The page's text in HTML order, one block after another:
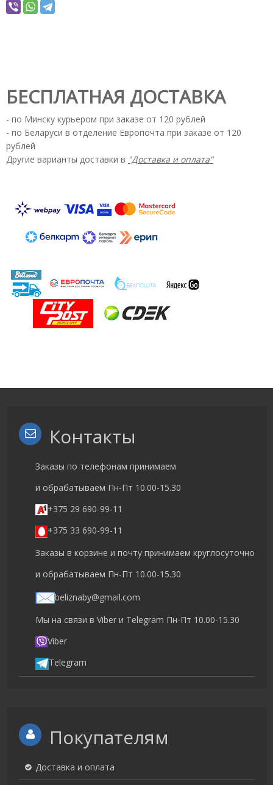
БЕСПЛАТНАЯ ДОСТАВКА
- по Минску курьером при заказе от 120 рублей
- по Беларуси в отделение Европочта при заказе от 120
рублей
Другие варианты доставки в "Доставка и оплата"
Контакты
Заказы по телефонам принимаем
и обрабатываем Пн-Пт 10.00-15.30
+375 29 690-99-11
+375 33 690-99-11
Заказы в корзине и почту принимаем круглосуточно
и обрабатываем Пн-Пт 10.00-15.30
beliznaby@gmail.com
Мы на связи в Viber и Telegram Пн-Пт 10.00-15.30
Viber
Telegram
Покупателям
Доставка и оплата